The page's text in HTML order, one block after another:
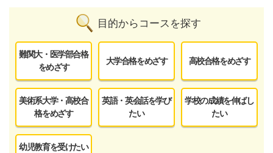
目的からコースを探す
難関大・医学部合格
をめざす
大学合格をめざす 高校合格をめざす
美術系大学・高校合
格をめざす
英語・英会話を学び
たい
学校の成績を伸ばし
たい
幼児教育を受けたい